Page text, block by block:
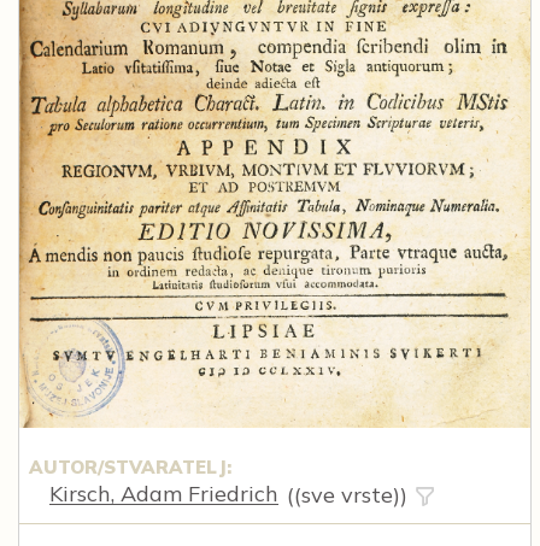
AUTOR/STVARATELJ:
Kirsch, Adam Friedrich ((sve vrste))